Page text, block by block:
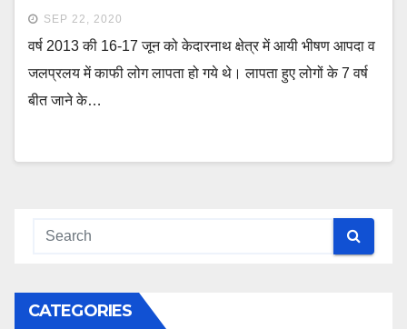
SEP 22, 2020
वर्ष 2013 की 16-17 जून को केदारनाथ क्षेत्र में आयी भीषण आपदा व
जलप्रलय में काफी लोग लापता हो गये थे। लापता हुए लोगों के 7 वर्ष
बीत जाने के…
CATEGORIES